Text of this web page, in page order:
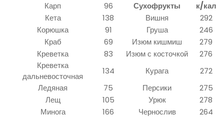
Карп
96 Сухофрукты
к/кал
Кета
138 Вишня
292
Корюшка
91 Груша
246
Краб
69 Изюм кишмиш
279
Креветка
83 Изюм с косточкой
276
Креветка
дальневосточная
134 Курага
272
Ледяная
75 Персики
275
Лещ
105 Урюк
278
Минога
166 Чернослив
264